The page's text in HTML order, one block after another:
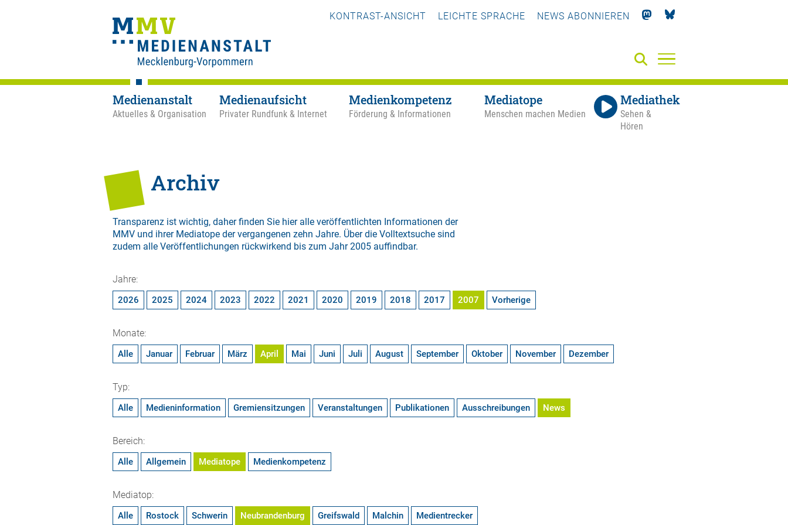
KONTRAST-ANSICHT LEICHTE SPRACHE NEWS ABONNIEREN
Medienanstalt
Aktuelles & Organisation
Medienaufsicht
Privater Rundfunk & Internet
Medienkompetenz
Förderung & Informationen
Mediatope
Menschen machen Medien
Mediathek
Sehen &
Hören
Archiv
Transparenz ist wichtig, daher finden Sie hier alle veröffentlichten Informationen der
MMV und ihrer Mediatope der vergangenen zehn Jahre. Über die Volltextsuche sind
zudem alle Veröffentlichungen rückwirkend bis zum Jahr 2005 auffindbar.
Jahre:
2026 2025 2024 2023 2022 2021 2020 2019 2018 2017 2007 Vorherige
Monate:
Alle Januar Februar März April Mai Juni Juli August September Oktober November Dezember
Typ:
Alle Medieninformation Gremiensitzungen Veranstaltungen Publikationen Ausschreibungen News
Bereich:
Alle Allgemein Mediatope Medienkompetenz
Mediatop:
Alle Rostock Schwerin Neubrandenburg Greifswald Malchin Medientrecker